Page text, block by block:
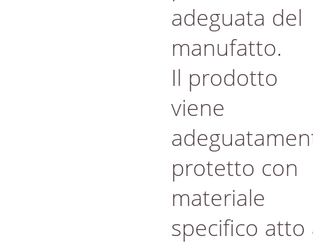
adeguata del
manufatto.
Il prodotto
viene
protetto con
materiale
specifico atto